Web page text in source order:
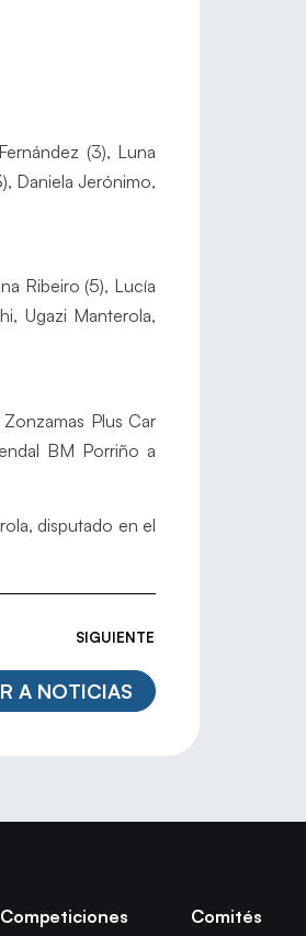
(3), Luna
Daniela Jerónimo,
Ribeiro (5), Lucía
Ugazi Manterola,
Plus Car
BM Porriño a
disputado en el
SIGUIENTE
A NOTICIAS
Competiciones Comités